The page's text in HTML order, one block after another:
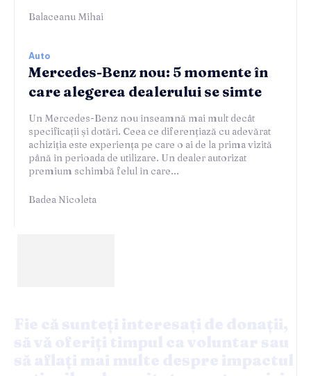
Balaceanu Mihai
Auto
Mercedes-Benz nou: 5 momente în
care alegerea dealerului se simte
Un Mercedes-Benz nou înseamnă mai mult decât
specificații și dotări. Ceea ce diferențiază cu adevărat
achiziția este experiența pe care o ai de la prima vizită
până în perioada de utilizare. Un dealer autorizat
premium schimbă felul în care...
Badea Nicoleta